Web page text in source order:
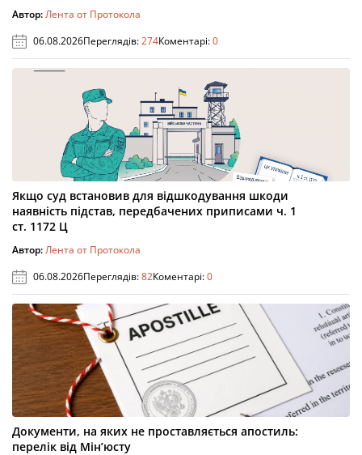
Автор:Лента от Протокола
06.08.2026Переглядів:274Коментарі:0
Якщо суд встановив для відшкодування шкоди
наявність підстав, передбачених приписами ч. 1
ст. 1172 Ц
Автор:Лента от Протокола
06.08.2026Переглядів:82Коментарі:0
Документи, на яких не проставляється апостиль:
перелік від Мін’юсту